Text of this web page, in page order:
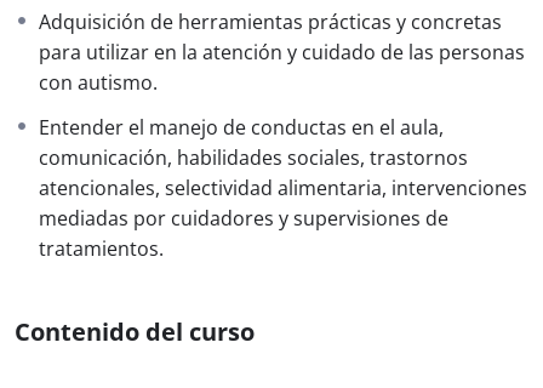
indagará sobre cuándo es necesario supervisar un
tratamiento, cómo saber si está funcionando y qué
estrategias implementar.
Intervención mediada por padres: Dra. Natalia
Barrios
Las intervenciones mediadas por padres son un
recurso muy útil como abordaje complementario de
tras intervenciones más específicas para niños con TEA.
En esta clase se transmitirán conceptos, técnicas y
Adquisición de herramientas prácticas y concretas
para utilizar en la atención y cuidado de las personas
con autismo.
Entender el manejo de conductas en el aula,
comunicación, habilidades sociales, trastornos
atencionales, selectividad alimentaria, intervenciones
mediadas por cuidadores y supervisiones de
tratamientos.
Contenido del curso